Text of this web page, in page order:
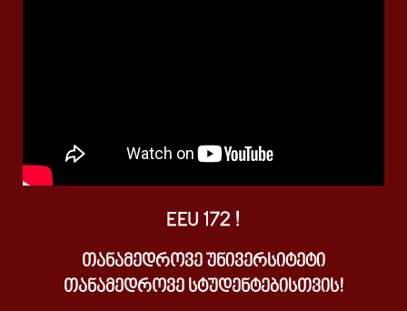
EEU 172 !
ᲗᲐᲜᲐᲛᲔᲓᲠᲝᲕᲔ ᲣᲜᲘᲕᲔᲠᲡᲘᲢᲔᲢᲘ
ᲗᲐᲜᲐᲛᲔᲓᲠᲝᲕᲔ ᲡᲢᲣᲓᲔᲜᲢᲔᲑᲘᲡᲗᲕᲘᲡ!